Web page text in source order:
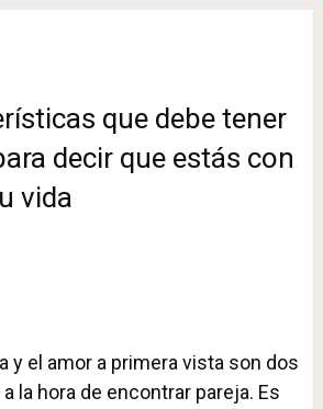
que debe tener
decir que estás con
vida
y el amor a primera vista son dos
la hora de encontrar pareja. Es